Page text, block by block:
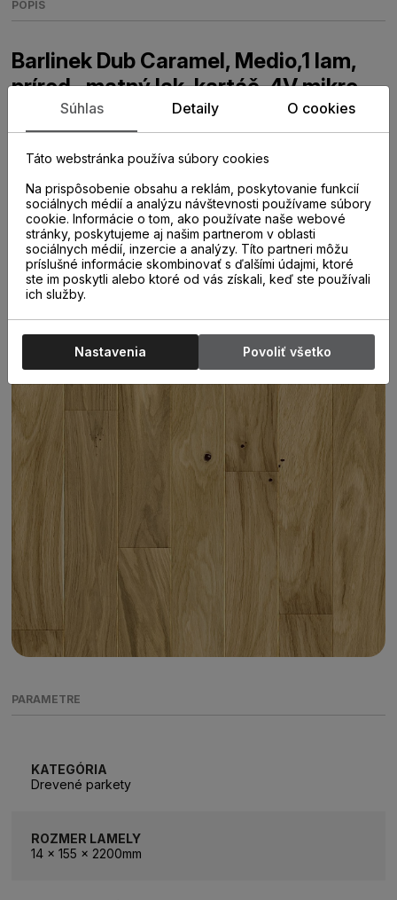
POPIS
Barlinek Dub Caramel, Medio,1 lam,
prírod., matný lak, kartáč, 4V mikro,
1WG000776
Drevená trojvrstvová podlaha v prírodnom odtieni dreva s
malým množstvom hrčí. Frézovaná hrana dosky dodáva
podlahe ľahkosť a hĺbku. Povrch podlahy je kartáčovaný a
ošetrený matným lakom. Trojvrstvová stabilná konštrukcia
vyrobená zo 100% prírodného dreva s možnosťou
použitia na podlahové kúrenie. Povrch dreva je ošetrený
matným lakom. Kartáčovaný povrch. Priznaná frézovaná
mikro hrana okolo celého obvodu podlahovej dosky.
Jednopásový vzor MEDIO so šírkou 155 mm a dĺžkou 2
PARAMETRE
KATEGÓRIA
Drevené parkety
ROZMER LAMELY
14 x 155 x 2200mm
Súhlas Detaily O cookies
Táto webstránka používa súbory cookies
Na prispôsobenie obsahu a reklám, poskytovanie funkcií
sociálnych médií a analýzu návštevnosti používame súbory
cookie. Informácie o tom, ako používate naše webové
stránky, poskytujeme aj našim partnerom v oblasti
sociálnych médií, inzercie a analýzy. Títo partneri môžu
príslušné informácie skombinovať s ďalšími údajmi, ktoré
ste im poskytli alebo ktoré od vás získali, keď ste používali
ich služby.
Nastavenia Povoliť všetko